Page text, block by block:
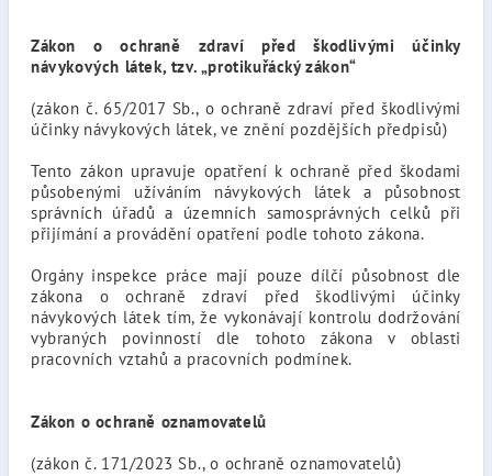
Zákon o ochraně zdraví před škodlivými účinky
návykových látek, tzv. „protikuřácký zákon“
(zákon č. 65/2017 Sb., o ochraně zdraví před škodlivými
účinky návykových látek, ve znění pozdějších předpisů)
Tento zákon upravuje opatření k ochraně před škodami
působenými užíváním návykových látek a působnost
správních úřadů a územních samosprávných celků při
přijímání a provádění opatření podle tohoto zákona.
Orgány inspekce práce mají pouze dílčí působnost dle
zákona o ochraně zdraví před škodlivými účinky
návykových látek tím, že vykonávají kontrolu dodržování
vybraných povinností dle tohoto zákona v oblasti
pracovních vztahů a pracovních podmínek.
Zákon o ochraně oznamovatelů
(zákon č. 171/2023 Sb., o ochraně oznamovatelů)